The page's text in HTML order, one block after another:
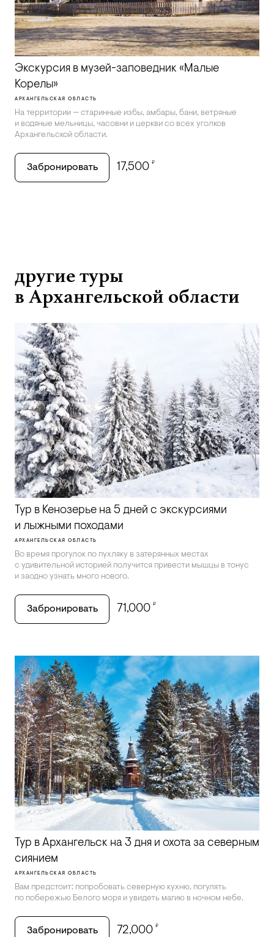
Экскурсия в музей-заповедник «Малые
Корелы»
АРХАНГЕЛЬСКАЯ ОБЛАСТЬ
На территории — старинные избы, амбары, бани, ветряные
и водяные мельницы, часовни и церкви со всех уголков
Архангельской области.
Забронировать 17,500 ₽
другие туры
в Архангельской области
Тур в Кенозерье на 5 дней с экскурсиями
и лыжными походами
АРХАНГЕЛЬСКАЯ ОБЛАСТЬ
Во время прогулок по пухляку в затерянных местах
с удивительной историей получится привести мышцы в тонус
и заодно узнать много нового.
Забронировать 71,000 ₽
Тур в Архангельск на 3 дня и охота за северным
сиянием
АРХАНГЕЛЬСКАЯ ОБЛАСТЬ
Вам предстоит: попробовать северную кухню, погулять
по побережью Белого моря и увидеть магию в ночном небе.
Забронировать 72,000 ₽